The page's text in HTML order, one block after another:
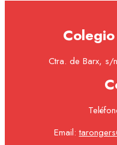
Ctra. de Barx,
Email: